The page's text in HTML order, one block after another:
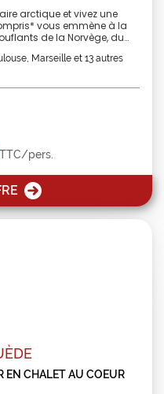
de la Norvège, du
fjords majestueux,
à couper le souffle. Ce
découvrir les
le soleil de minuit vous
Un voyage hors du
brute de l’Arctique !
| Logement 3*
Marseille et 13 autres
TTC/pers.
EN CHALET AU COEUR